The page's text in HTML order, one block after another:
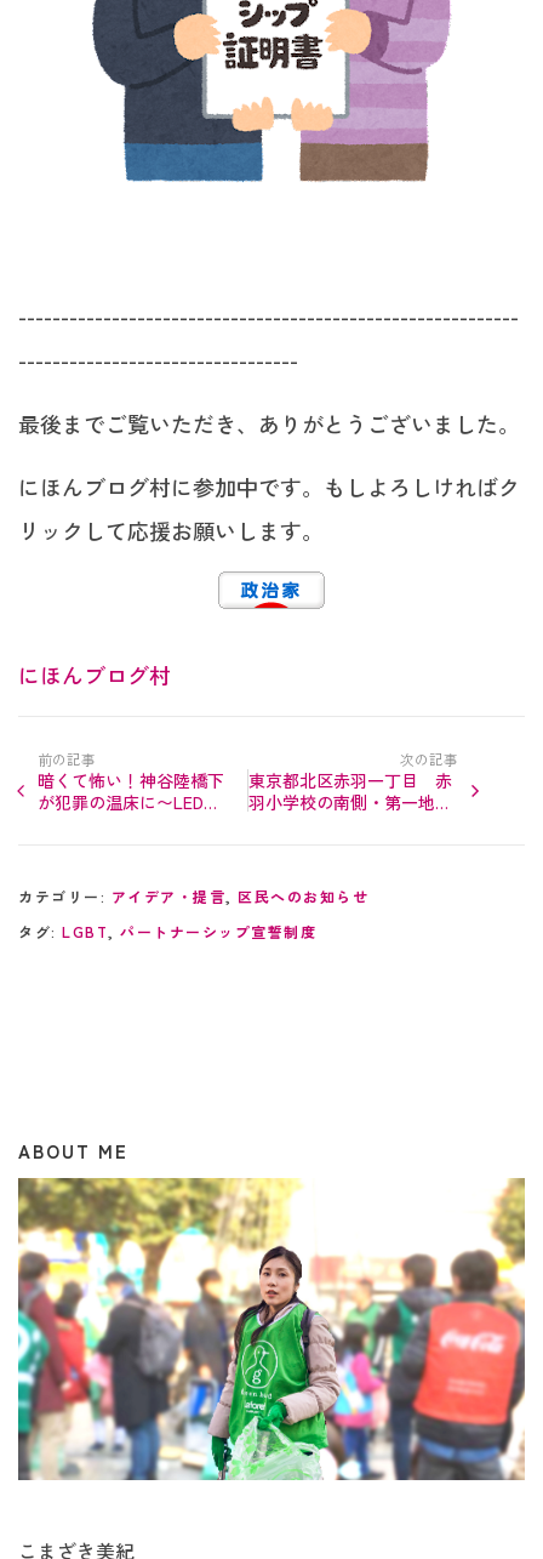
-----------------------------------------------------------
---------------------------------
最後までご覧いただき、ありがとうございました。
にほんブログ村に参加中です。もしよろしければク
リックして応援お願いします。
にほんブログ村
前の記事
暗くて怖い！神谷陸橋下
が犯罪の温床に〜LED照
次の記事
東京都北区赤羽一丁目 赤
羽小学校の南側・第一地区
カテゴリー: アイデア・提言, 区民へのお知らせ
タグ: LGBT, パートナーシップ宣誓制度
ABOUT ME
こまざき美紀